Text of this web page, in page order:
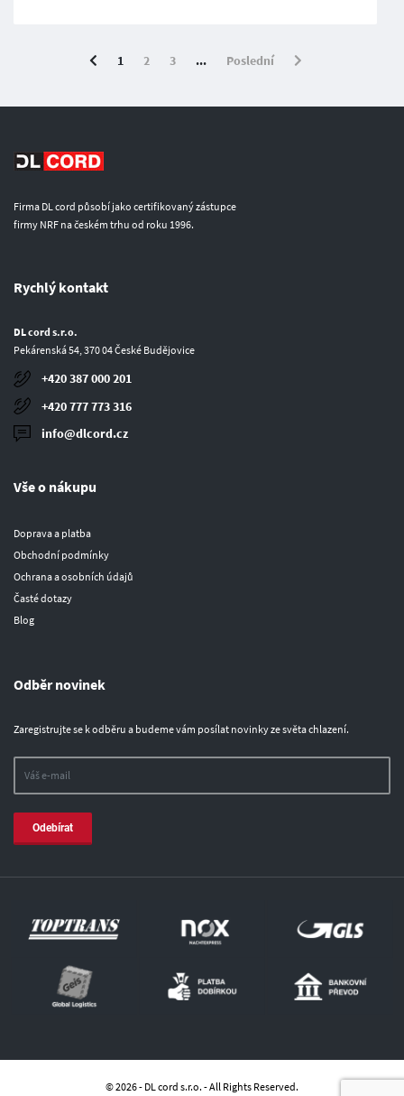
1 2 3 ... Poslední
Firma DL cord působí jako certifikovaný zástupce
firmy NRF na českém trhu od roku 1996.
Rychlý kontakt
DL cord s.r.o.
Pekárenská 54, 370 04 České Budějovice
+420 387 000 201
+420 777 773 316
info@dlcord.cz
Vše o nákupu
Doprava a platba
Obchodní podmínky
Ochrana a osobních údajů
Časté dotazy
Blog
Odběr novinek
Zaregistrujte se k odběru a budeme vám posílat novinky ze světa chlazení.
Odebírat
© 2026 - DL cord s.r.o. - All Rights Reserved.